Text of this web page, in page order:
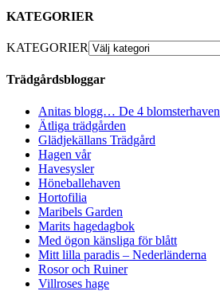
KATEGORIER
KATEGORIER
Trädgårdsbloggar
Anitas blogg… De 4 blomsterhaven
Ätliga trädgården
Glädjekällans Trädgård
Hagen vår
Havesysler
Höneballehaven
Hortofilia
Maribels Garden
Marits hagedagbok
Med ögon känsliga för blått
Mitt lilla paradis – Nederländerna
Rosor och Ruiner
Villroses hage